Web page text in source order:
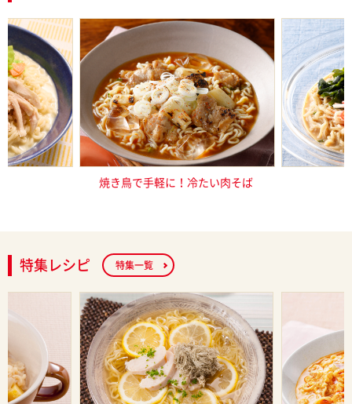
焼き鳥で手軽に！冷たい肉そば
特集レシピ 特集一覧